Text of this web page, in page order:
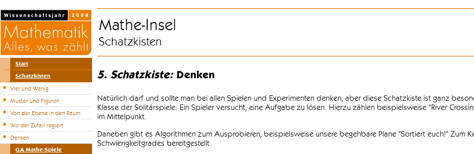
Start
Schatzkisten
Viel und Wenig
Muster und Figuren
Von der Ebene in den Raum
Wo der Zufall regiert
Denken
GA Mathe-Spiele
Mathe-Insel
Schatzkisten
5. Schatzkiste:Denken
Natürlich darf und sollte man bei allen Spielen und Experimenten denken, aber diese Schatzkiste ist ganz
Klasse der Solitärspiele: Ein Spieler versucht, eine Aufgabe zu lösen. Hierzu zählen beispielsweise "River
im Mittelpunkt.
Daneben gibt es Algorithmen zum Ausprobieren, beispielsweise unsere begehbare Plane "Sortiert euch!" Zum
Schwierigkeitgrades bereitgestellt.